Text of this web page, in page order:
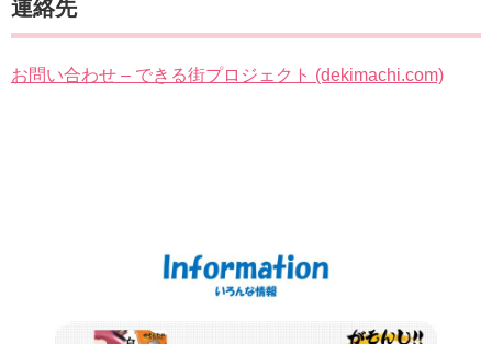
連絡先
お問い合わせ – できる街プロジェクト (dekimachi.com)